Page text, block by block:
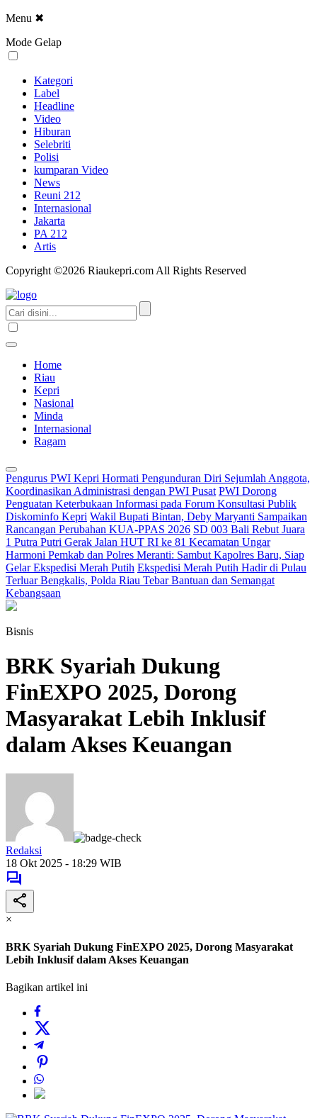
Menu ✖
Mode Gelap
Kategori
Label
Headline
Video
Hiburan
Selebriti
Polisi
kumparan Video
News
Reuni 212
Internasional
Jakarta
PA 212
Artis
Copyright ©2026 Riaukepri.com All Rights Reserved
Home
Riau
Kepri
Nasional
Minda
Internasional
Ragam
Pengurus PWI Kepri Hormati Pengunduran Diri Sejumlah Anggota,
Koordinasikan Administrasi dengan PWI Pusat PWI Dorong
Penguatan Keterbukaan Informasi pada Forum Konsultasi Publik
Diskominfo Kepri Wakil Bupati Bintan, Deby Maryanti Sampaikan
Rancangan Perubahan KUA-PPAS 2026 SD 003 Bali Rebut Juara
1 Putra Putri Gerak Jalan HUT RI ke 81 Kecamatan Ungar
Harmoni Pemkab dan Polres Meranti: Sambut Kapolres Baru, Siap
Gelar Ekspedisi Merah Putih Ekspedisi Merah Putih Hadir di Pulau
Terluar Bengkalis, Polda Riau Tebar Bantuan dan Semangat
Kebangsaan
Bisnis
BRK Syariah Dukung
FinEXPO 2025, Dorong
Masyarakat Lebih Inklusif
dalam Akses Keuangan
Redaksi
18 Okt 2025 - 18:29 WIB
×
BRK Syariah Dukung FinEXPO 2025, Dorong Masyarakat
Lebih Inklusif dalam Akses Keuangan
Bagikan artikel ini